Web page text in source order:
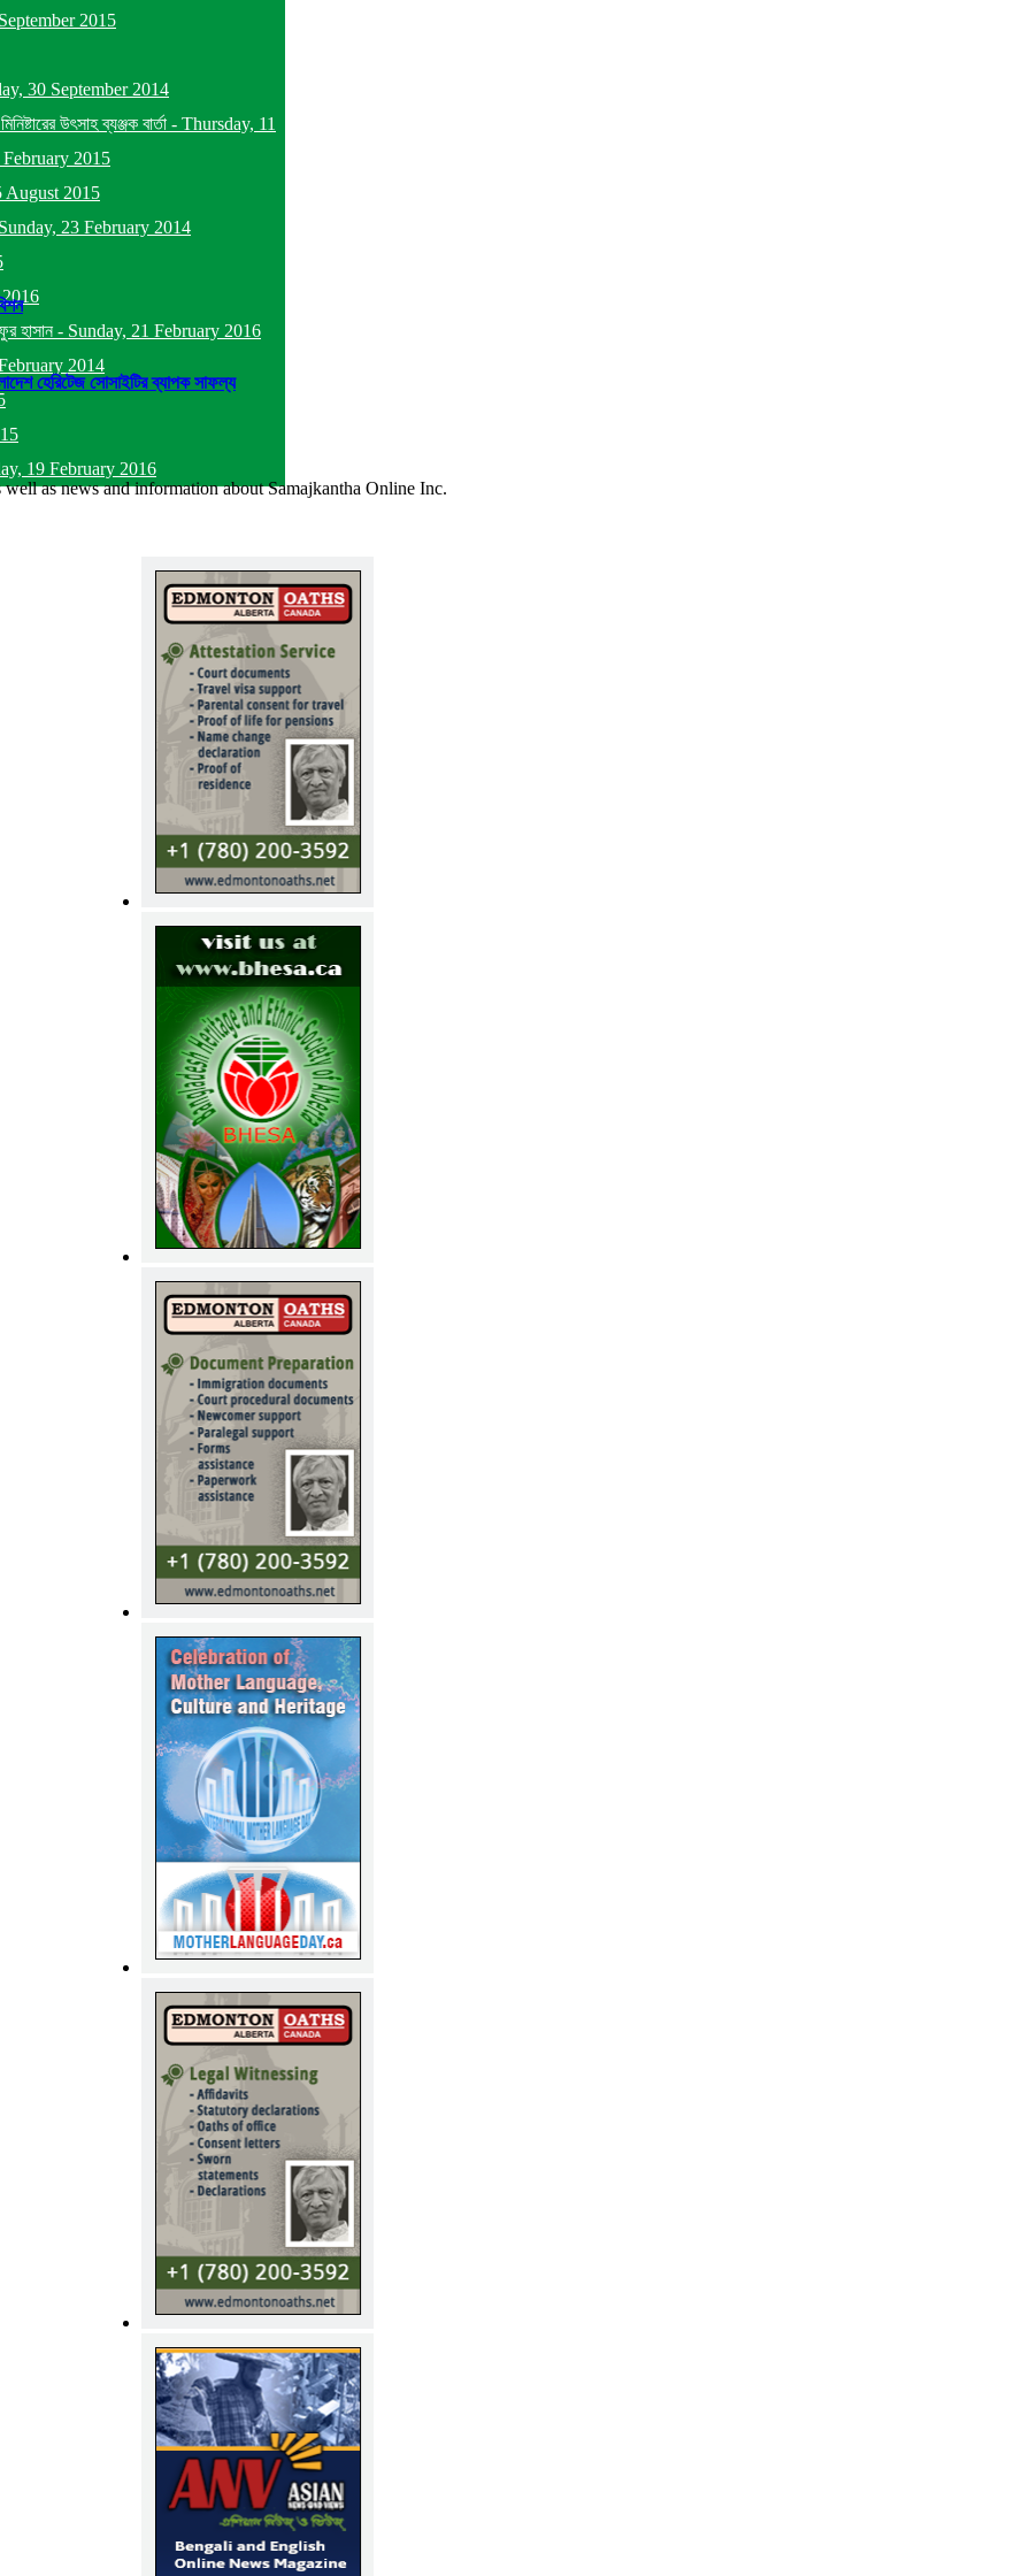
2015
30 September 2014
উৎসাহ ব্যঞ্জক বার্তা - Thursday, 11
2015
August 2015
Sunday, 23 February 2014
হাসান- Sunday, 21 February 2016
2014
19 February 2016
হেরিটেজ সোসাইটির ব্যাপক সাফল্য
as news and information about Samajkantha Online Inc.